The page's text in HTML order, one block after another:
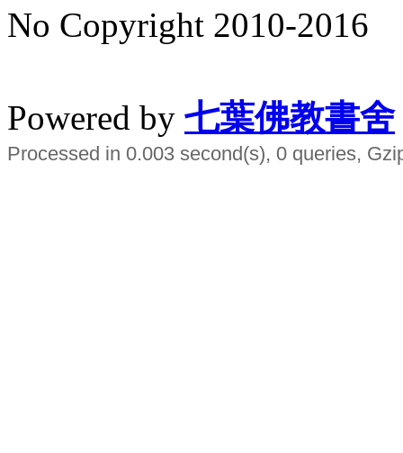
No Copyright 2010-2016
Powered by 七葉佛教書舍
Processed in 0.003 second(s), 0 queries,